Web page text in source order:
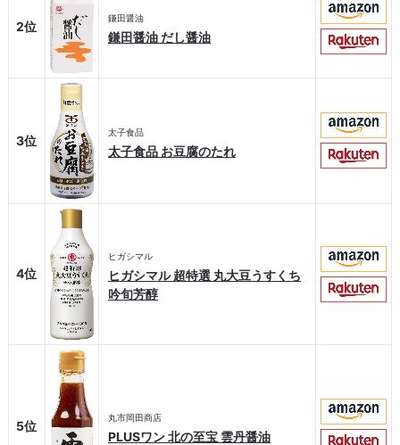
2位
鎌田醤油
鎌田醤油 だし醤油
3位
太子食品
太子食品 お豆腐のたれ
4位
ヒガシマル
ヒガシマル 超特選 丸大豆うすくち
吟旬芳醇
5位
丸市岡田商店
PLUSワン 北の至宝 雲丹醤油